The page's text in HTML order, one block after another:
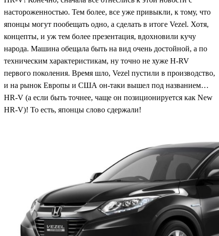
настороженностью. Тем более, все уже привыкли, к тому, что
японцы могут пообещать одно, а сделать в итоге Vezel. Хотя,
концепты, и уж тем более презентация, вдохновили кучу
народа. Машина обещала быть на вид очень достойной, а по
техническим характеристикам, ну точно не хуже H-RV
первого поколения. Время шло, Vezel пустили в производство,
и на рынок Европы и США он-таки вышел под названием…
HR-V (а если быть точнее, чаще он позиционируется как New
HR-V)! То есть, японцы слово сдержали!